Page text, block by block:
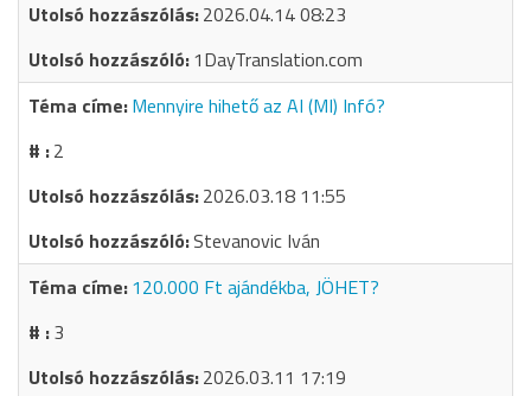
2026.04.14 08:23
1DayTranslation.com
Mennyire hihető az AI (MI) Infó?
2
2026.03.18 11:55
Stevanovic Iván
120.000 Ft ajándékba, JÖHET?
3
2026.03.11 17:19